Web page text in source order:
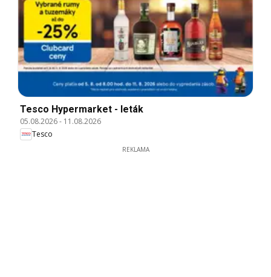
Tesco Hypermarket - leták
05.08.2026- 11.08.2026
Tesco
REKLAMA